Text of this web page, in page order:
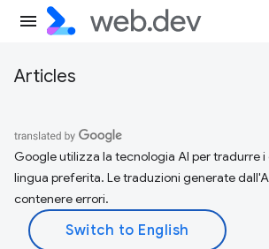
Articles
Google utilizza la tecnologia AI per tradurre
lingua preferita. Le traduzioni generate
contenere errori.